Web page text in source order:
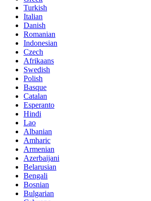
Turkish
Italian
Danish
Romanian
Indonesian
Czech
Afrikaans
Swedish
Polish
Basque
Catalan
Esperanto
Hindi
Lao
Albanian
Amharic
Armenian
Azerbaijani
Belarusian
Bengali
Bosnian
Bulgarian